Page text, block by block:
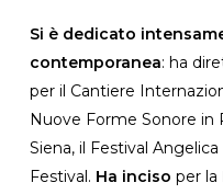
Si è dedicato
contemporanea: ha
per il Cantiere
Nuove Forme Sonore in
Siena, il Festival
Festival. Ha inciso per la